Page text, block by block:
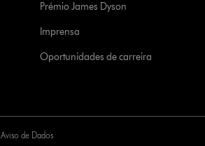
Prémio James Dyson
Imprensa
Oportunidades de carreira
Aviso de Dados